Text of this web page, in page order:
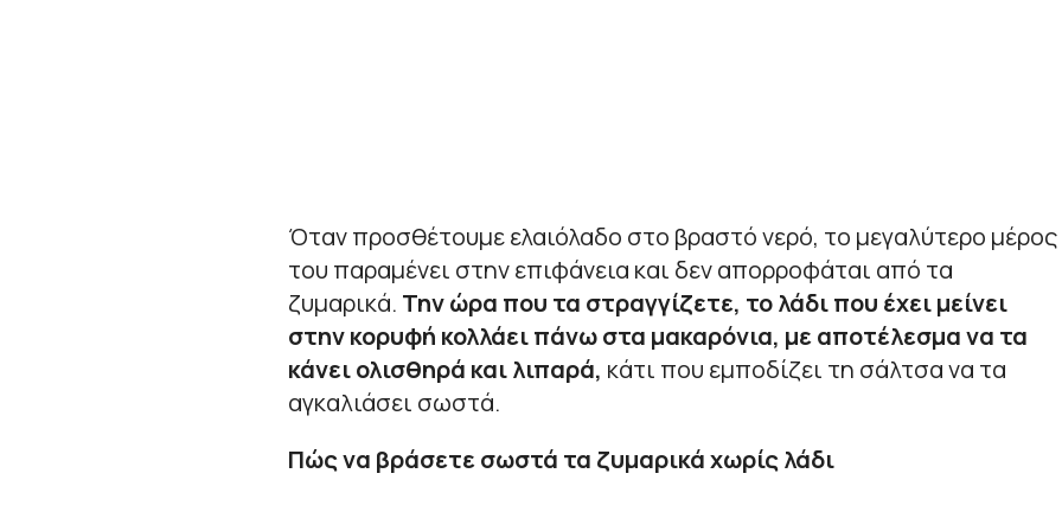
Όταν προσθέτουμε ελαιόλαδο στο βραστό νερό, το μεγαλύτερο μέρος
του παραμένει στην επιφάνεια και δεν απορροφάται από τα
ζυμαρικά. Την ώρα που τα στραγγίζετε, το λάδι που έχει μείνει
στην κορυφή κολλάει πάνω στα μακαρόνια, με αποτέλεσμα να τα
κάνει ολισθηρά και λιπαρά, κάτι που εμποδίζει τη σάλτσα να τα
αγκαλιάσει σωστά.
Πώς να βράσετε σωστά τα ζυμαρικά χωρίς λάδι